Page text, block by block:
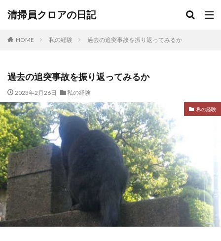
清掃員クロアの日記
HOME 私の経験 過去の追突事故を振り返ってみるか
過去の追突事故を振り返ってみるか
2023年2月26日 私の経験
私の経験